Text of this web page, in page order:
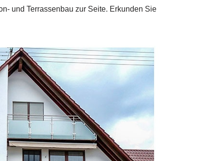
und Terrassenbau zur Seite. Erkunden Sie